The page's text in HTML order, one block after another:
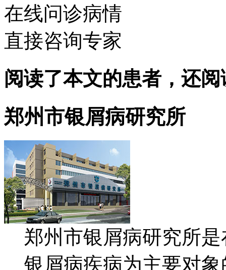
在线问诊病情
直接咨询专家
阅读了本文的患者，还
郑州市银屑病研究所
郑州市银屑病研究所
银屑病疾病为主要对